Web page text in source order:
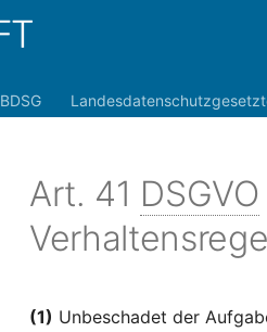
BDSG
Art. 41 DSGVO
(1) Unbeschadet der